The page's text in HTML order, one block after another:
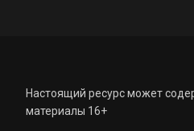
Настоящий ресурс может
материалы 16+